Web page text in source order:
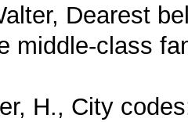
Dearest
middle-class
H., City